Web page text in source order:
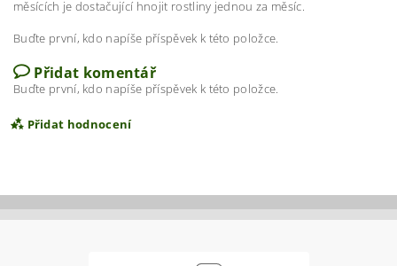
měsících je dostačující hnojit rostliny jednou za měsíc.
Buďte první, kdo napíše příspěvek k této položce.
Přidat komentář
Buďte první, kdo napíše příspěvek k této položce.
Přidat hodnocení